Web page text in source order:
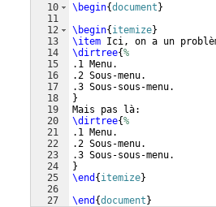
10
11
12
13
14
15
16
17
18
19
20
21
22
23
24
25
26
27
\begin{document }
\begin{ itemize}
\item Ici, on a un
\dirtree{%
.1 Menu.
.2 Sous-menu.
.3 Sous-sous-menu.
}
Mais pas là:
\dirtree{%
.1 Menu.
.2 Sous-menu.
.3 Sous-sous-menu.
}
\end { itemize}
\end {document }